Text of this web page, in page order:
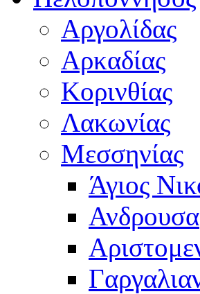
Αργολίδας
Αρκαδίας
Κορινθίας
Λακωνίας
Μεσσηνίας
Άγιος
Ανδρουσα